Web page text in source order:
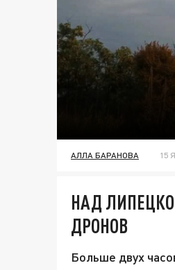
АЛЛА БАРАНОВА 15
НАД
ДРОНОВ
Больше двух